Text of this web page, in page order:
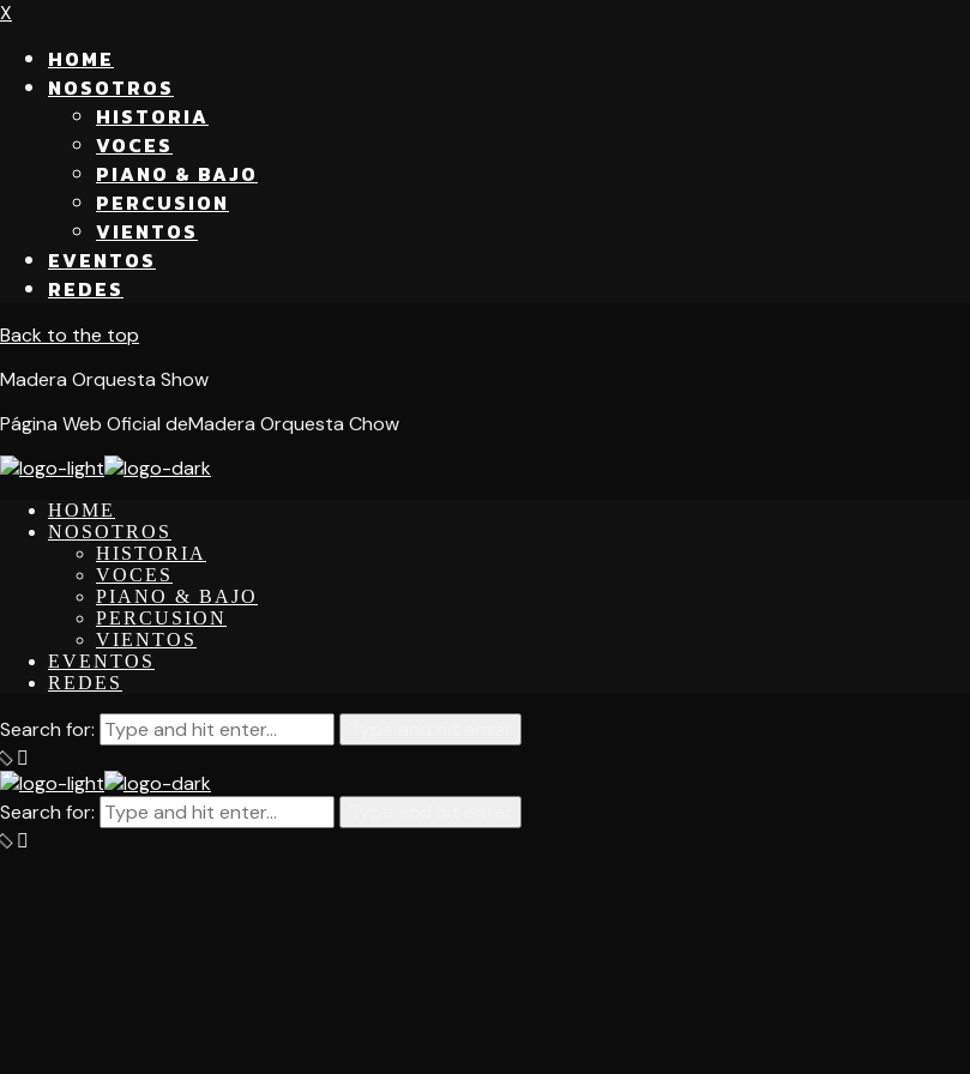
X
HOME
NOSOTROS
HISTORIA
VOCES
PIANO & BAJO
PERCUSION
VIENTOS
EVENTOS
REDES
Back to the top
Madera Orquesta Show
Página Web Oficial deMadera Orquesta Chow
HOME
NOSOTROS
HISTORIA
VOCES
PIANO & BAJO
PERCUSION
VIENTOS
EVENTOS
REDES
Search for:
Search for: